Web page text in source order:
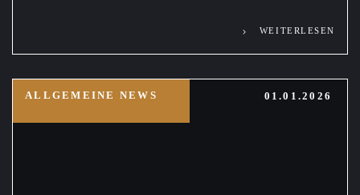
WEITERLESEN
ALLGEMEINE NEWS 01.01.2026